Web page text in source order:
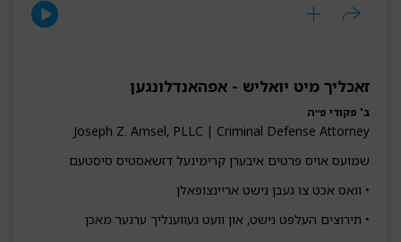
זאכליך מיט יואליש - אפהאנדלונגען
ב' פקודי פ״ה
Joseph Z. Amsel, PLLC | Criminal Defense Attorney
שמועס אויס פרטים איבערן קרימינעל דזשאסטיס סיסטעם
• וואס אכט צו געבן נישט אריינצופאלן
• תירוצים העלפט נישט, און וועט געווענליך ערגער מאכן